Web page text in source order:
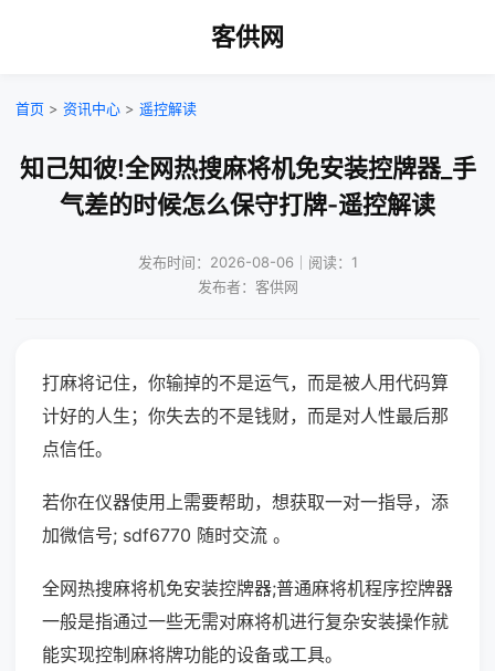
客供网
首页 > 资讯中心 > 遥控解读
知己知彼!全网热搜麻将机免安装控牌器_手
气差的时候怎么保守打牌-遥控解读
发布时间：2026-08-06｜阅读：1
发布者：客供网
打麻将记住，你输掉的不是运气，而是被人用代码算
计好的人生；你失去的不是钱财，而是对人性最后那
点信任。
若你在仪器使用上需要帮助，想获取一对一指导，添
加微信号; sdf6770 随时交流 。
全网热搜麻将机免安装控牌器;普通麻将机程序控牌器
一般是指通过一些无需对麻将机进行复杂安装操作就
能实现控制麻将牌功能的设备或工具。